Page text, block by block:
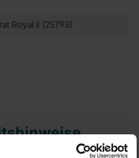
Royal II (25793)